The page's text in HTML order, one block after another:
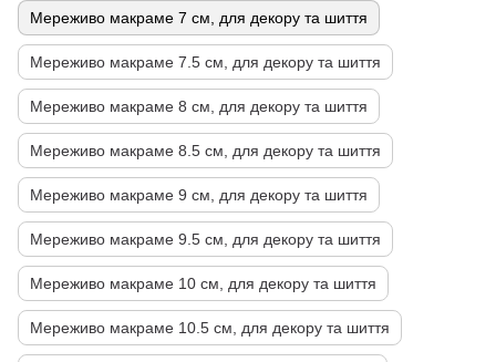
Мереживо макраме 7 см, для декору та шиття
Мереживо макраме 7.5 см, для декору та шиття
Мереживо макраме 8 см, для декору та шиття
Мереживо макраме 8.5 см, для декору та шиття
Мереживо макраме 9 см, для декору та шиття
Мереживо макраме 9.5 см, для декору та шиття
Мереживо макраме 10 см, для декору та шиття
Мереживо макраме 10.5 см, для декору та шиття